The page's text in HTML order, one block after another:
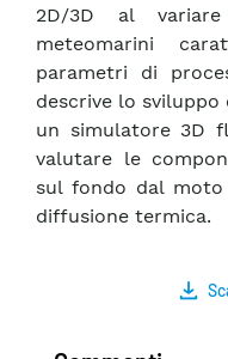
2D/3D al
meteomarini
parametri di
descrive lo
un simulatore 3D
valutare le
sul fondo dal
diffusione termica.